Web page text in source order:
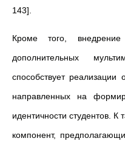
143].
Кроме того,
дополнительных
способствует реализации
направленных на
идентичности студентов.
компонент,